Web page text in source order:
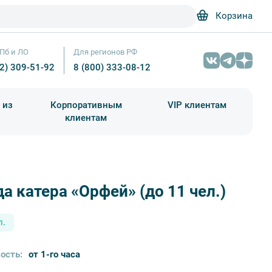
Корзина
и ЛО
309-51-92
Для регионов РФ
8 (800) 333-08-12
Корпоративным
клиентам
VIP клиентам
катера «Орфей» (до 11 чел.)
Катер напротив храма – Прогулки
от 1-го часа